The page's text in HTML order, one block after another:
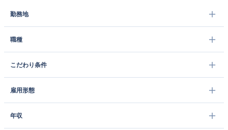
勤務地
職種
こだわり条件
雇用形態
年収